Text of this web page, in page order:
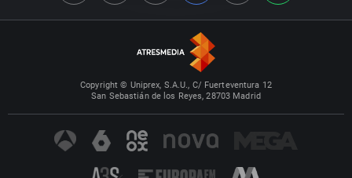
Copyright © Uniprex, S.A.U., C/ Fuerteventura 12
San Sebastián de los Reyes, 28703 Madrid